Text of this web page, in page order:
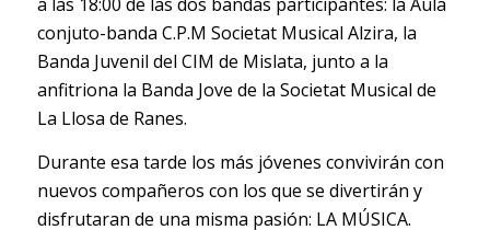
conjuto-banda C.P.M Societat Musical Alzira, la
Banda Juvenil del CIM de Mislata, junto a la
anfitriona la Banda Jove de la Societat Musical de
La Llosa de Ranes.
Durante esa tarde los más jóvenes convivirán con
nuevos compañeros con los que se divertirán y
disfrutaran de una misma pasión: LA MÚSICA.